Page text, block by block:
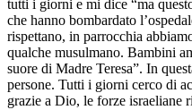
tutti i giorni e mi dice “ma
che hanno bombardato
rispettano, in parrocchia
qualche musulmano. Bambini
suore di Madre Teresa”. In
persone. Tutti i giorni cerco di
grazie a Dio, le forze israeliane